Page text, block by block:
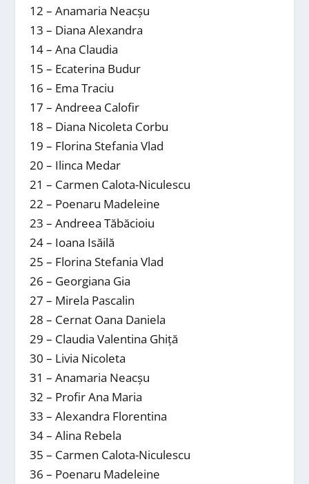
12 – Anamaria Neacșu
13 – Diana Alexandra
14 – Ana Claudia
15 – Ecaterina Budur
16 – Ema Traciu
17 – Andreea Calofir
18 – Diana Nicoleta Corbu
19 – Florina Stefania Vlad
20 – Ilinca Medar
21 – Carmen Calota-Niculescu
22 – Poenaru Madeleine
23 – Andreea Tăbăcioiu
24 – Ioana Isăilă
25 – Florina Stefania Vlad
26 – Georgiana Gia
27 – Mirela Pascalin
28 – Cernat Oana Daniela
29 – Claudia Valentina Ghiță
30 – Livia Nicoleta
31 – Anamaria Neacșu
32 – Profir Ana Maria
33 – Alexandra Florentina
34 – Alina Rebela
35 – Carmen Calota-Niculescu
36 – Poenaru Madeleine